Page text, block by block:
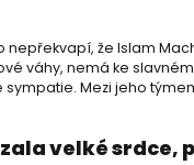
nepřekvapí, že Islam
váhy, nemá ke
Mezi jeho
velké srdce,